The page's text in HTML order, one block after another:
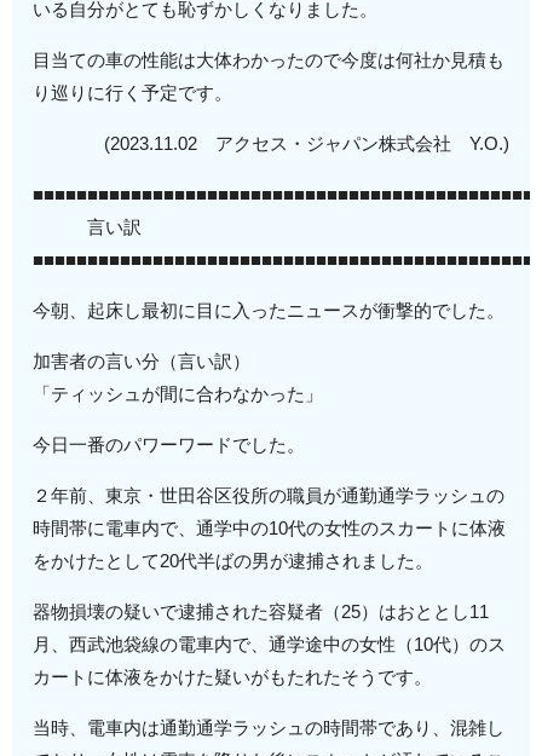
いる自分がとても恥ずかしくなりました。
目当ての車の性能は大体わかったので今度は何社か見積も
り巡りに行く予定です。
(2023.11.02 アクセス・ジャパン株式会社 Y.O.)
■■■■■■■■■■■■■■■■■■■■■■■■■■■■■■■■■■■■■■■■■■■■■■
言い訳
■■■■■■■■■■■■■■■■■■■■■■■■■■■■■■■■■■■■■■■■■■■■■■
今朝、起床し最初に目に入ったニュースが衝撃的でした。
加害者の言い分（言い訳）
「ティッシュが間に合わなかった」
今日一番のパワーワードでした。
２年前、東京・世田谷区役所の職員が通勤通学ラッシュの
時間帯に電車内で、通学中の10代の女性のスカートに体液
をかけたとして20代半ばの男が逮捕されました。
器物損壊の疑いで逮捕された容疑者（25）はおととし11
月、西武池袋線の電車内で、通学途中の女性（10代）のス
カートに体液をかけた疑いがもたれたそうです。
当時、電車内は通勤通学ラッシュの時間帯であり、混雑し